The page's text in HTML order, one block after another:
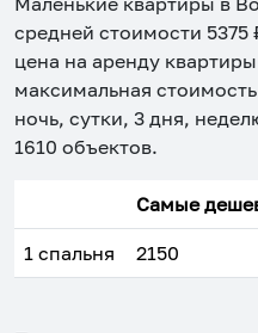
средней стоимости 5375
цена на аренду
максимальная стоимость
ночь, сутки, 3 дня,
1610 объектов.
Самые
1 спальня 2150